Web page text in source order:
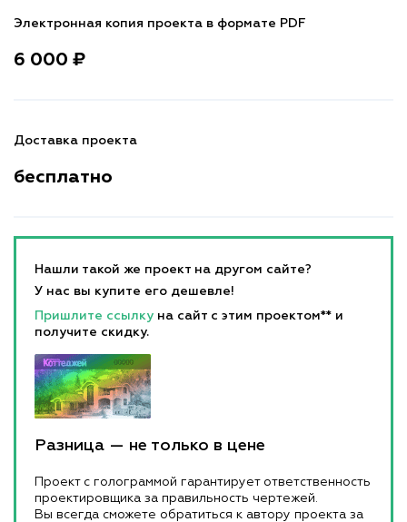
Электронная копия проекта в формате PDF
6 000 ₽
Доставка проекта
бесплатно
Нашли такой же проект на другом сайте?
У нас вы купите его дешевле!
Пришлите ссылку на сайт с этим проектом** и
получите скидку.
Разница — не только в цене
Проект с голограммой гарантирует ответственность
проектировщика за правильность чертежей.
Вы всегда сможете обратиться к автору проекта за